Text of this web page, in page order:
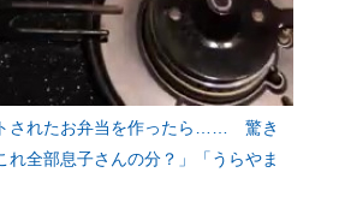
されたお弁当を作ったら…… 驚き
れ全部息子さんの分？」「うらやま